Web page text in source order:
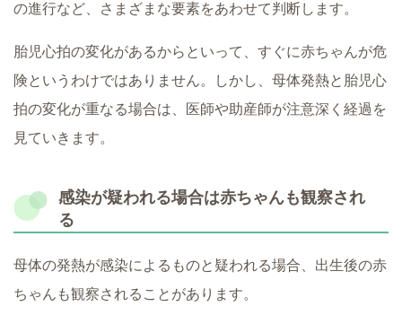
の進行など、さまざまな要素をあわせて判断します。
胎児心拍の変化があるからといって、すぐに赤ちゃんが危
険というわけではありません。しかし、母体発熱と胎児心
拍の変化が重なる場合は、医師や助産師が注意深く経過を
見ていきます。
感染が疑われる場合は赤ちゃんも観察され
る
母体の発熱が感染によるものと疑われる場合、出生後の赤
ちゃんも観察されることがあります。